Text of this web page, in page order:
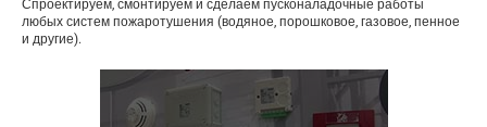
Спроектируем, смонтируем и сделаем пусконаладочные работы
любых систем пожаротушения (водяное, порошковое, газовое, пенное
и другие).